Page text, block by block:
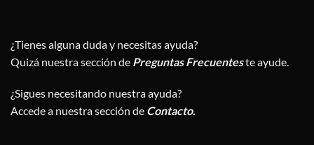
¿Tienes alguna duda y necesitas ayuda?
Quizá nuestra sección de Preguntas Frecuenteste ayude.
¿Sigues necesitando nuestra ayuda?
Accede a nuestra sección de Contacto.